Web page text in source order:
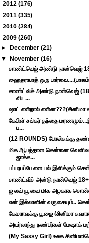
2012 (176)
2011 (335)
2010 (284)
2009 (260)
►
December(21)
▼
November(16)
சாண்ட்வெஜ் அண்டு நான்வெஜ்
ஹைதராபாத் ஒரு
சாண்ட்விச் அண்டு நான்வெஜ் (18/
விட...
ஷாட் என்றால் என்ன???(சினிமா
கேபிள் சங்கர் தந்தை
ப...
(12 ROUNDS) போலிசுக்கு
மிக ஆபத்தான சென்னை
ஜாக்க...
பப்பரபப்பே என பல் இளிக்கும்
சாண்ட்விச் அன்டு நான்வெஜ் 18+
ஐ லவ் யூ வை மிக அழகாக
என் இல்லாளின் வருகையும்..
கேமராவுக்கு பூஜை (சினிமா
அயர்லாந்து நண்பர்கள் மேஷாக்
(My Sassy Girl) உலக சினிமா/